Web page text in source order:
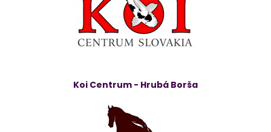
Koi Centrum - Hrubá Borša